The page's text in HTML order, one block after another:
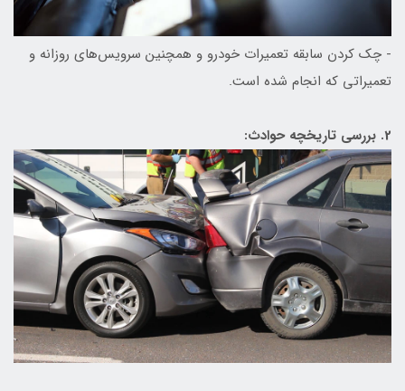
- چک کردن سابقه تعمیرات خودرو و همچنین سرویس‌های روزانه و
تعمیراتی که انجام شده است.
2. بررسی تاریخچه حوادث: